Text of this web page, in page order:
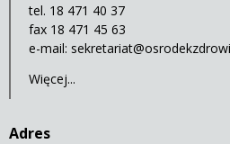
tel. 18 471 40 37
fax 18 471 45 63
e-mail:
Więcej...
Adres